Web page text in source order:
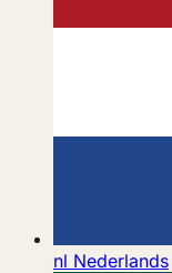
nl Nederlands